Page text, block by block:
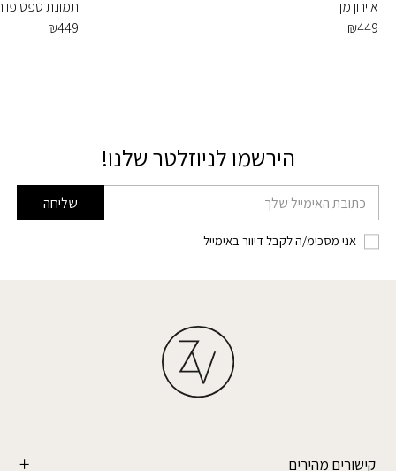
איירון מן
₪449
תמונת טפט פו
₪449
הירשמו לניוזלטר שלנו!
דוא׳׳ל שליחה
אני מסכימ/ה לקבל דיוור באימייל
קישורים מהירים